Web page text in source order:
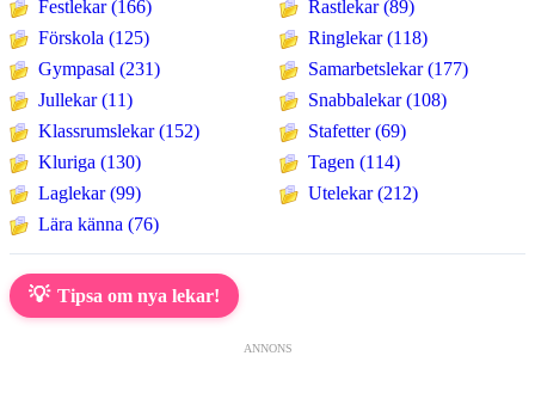
Festlekar (166)
Förskola (125)
Gympasal (231)
Jullekar (11)
Klassrumslekar (152)
Kluriga (130)
Laglekar (99)
Lära känna (76)
Rastlekar (89)
Ringlekar (118)
Samarbetslekar (177)
Snabbalekar (108)
Stafetter (69)
Tagen (114)
Utelekar (212)
💡 Tipsa om nya lekar!
ANNONS